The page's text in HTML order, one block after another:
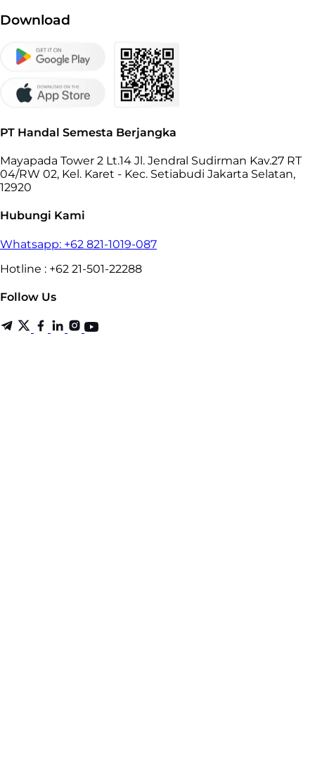
Download
PT Handal Semesta Berjangka
Mayapada Tower 2 Lt.14 Jl. Jendral Sudirman Kav.27 RT
04/RW 02, Kel. Karet - Kec. Setiabudi Jakarta Selatan,
12920
Hubungi Kami
Whatsapp: +62 821-1019-087
Hotline : +62 21-501-22288
Follow Us